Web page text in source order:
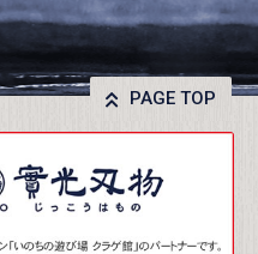
PAGE TOP